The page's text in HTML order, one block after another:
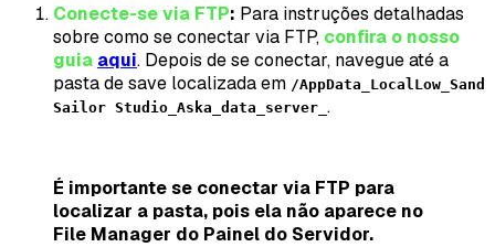
Conecte-se via FTP: Para instruções detalhadas
sobre como se conectar via FTP, confira o nosso
guia aqui. Depois de se conectar, navegue até a
pasta de save localizada em /AppData_LocalLow_Sand
Sailor Studio_Aska_data_server_ .
É importante se conectar via FTP para
localizar a pasta, pois ela não aparece no
File Manager do Painel do Servidor.